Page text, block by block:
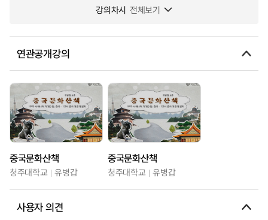
강의차시 전체보기
연관공개강의
중국문화산책
청주대학교 유병갑
중국문화산책
청주대학교 유병갑
사용자 의견